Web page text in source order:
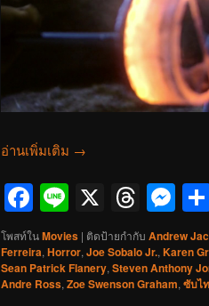
อ่านเพิ่มเติม →
Facebook
Line
X
โพสท์ในMovies | ติดป้ายกำกับ Andrew
Ferreira, Horror, Joe Sobalo Jr., Karen
Sean Patrick Flanery, Steven Anthony
Andre Ross, Zoe Swenson Graham, ซับไ